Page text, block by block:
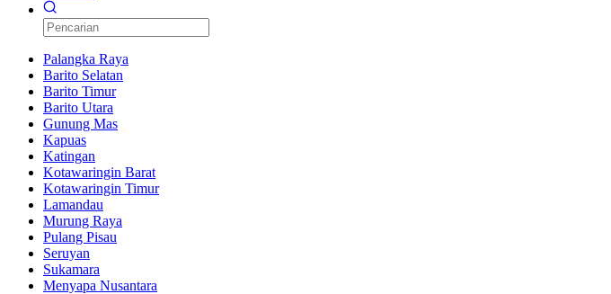
Palangka Raya
Barito Selatan
Barito Timur
Barito Utara
Gunung Mas
Kapuas
Katingan
Kotawaringin Barat
Kotawaringin Timur
Lamandau
Murung Raya
Pulang Pisau
Seruyan
Sukamara
Menyapa Nusantara